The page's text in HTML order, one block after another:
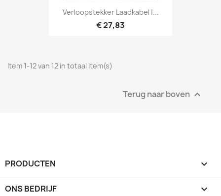
Verloopstekker Laadkabel |...
€ 27,83
Item 1-12 van 12 in totaal item(s)
Terug naar boven 
PRODUCTEN 
ONS BEDRIJF 